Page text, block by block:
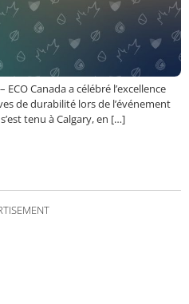
ECO Canada a célébré l’excellence
de durabilité lors de l’événement
tenu à Calgary, en […]